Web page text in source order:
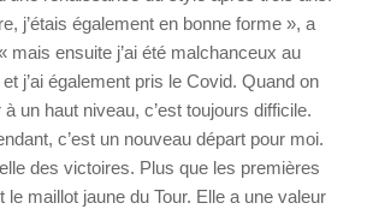
j’étais également en bonne forme », a
mais ensuite j’ai été malchanceux au
j’ai également pris le Covid. Quand on
un haut niveau, c’est toujours difficile.
c’est un nouveau départ pour moi.
des victoires. Plus que les premières
le maillot jaune du Tour. Elle a une valeur